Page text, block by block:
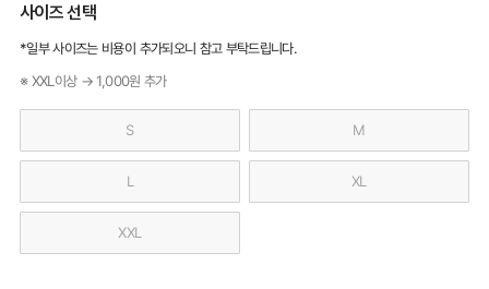
사이즈 선택
*일부 사이즈는 비용이 추가되오니 참고 부탁드립니다.
※ XXL이상 → 1,000원 추가
S M
L XL
XXL